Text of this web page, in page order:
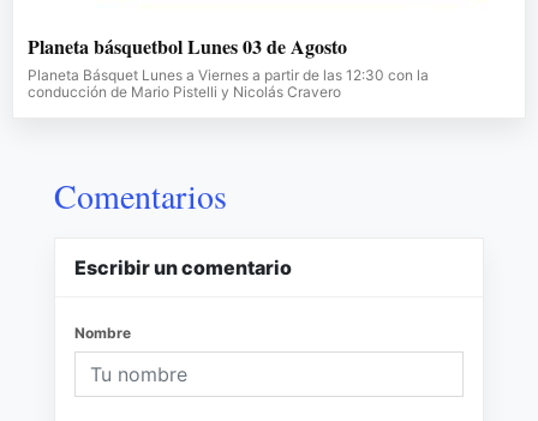
Planeta básquetbol Lunes 03 de Agosto
Planeta Básquet Lunes a Viernes a partir de las 12:30 con la
conducción de Mario Pistelli y Nicolás Cravero
Comentarios
Escribir un comentario
Nombre